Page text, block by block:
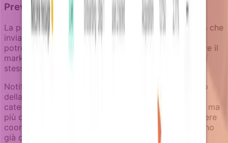
Prevenire conflitti di messaggi tra team
La prevenzione del churn spesso coinvolge più team che
inviano diversi tipi di messaggi. I team di prodotto
potrebbero inviare promemoria di funzionalità mentre il
marketing invia campagne focalizzate sul valore agli
stessi utenti a rischio.
Notifizz gestisce questo attraverso il coordinamento
della pressione delle notifiche e la separazione delle
categorie. I messaggi transazionali passano sempre, ma
più campagne di prodotto e marketing possono essere
coordinate per prevenire di sopraffare utenti che sono
già disimpegnati.